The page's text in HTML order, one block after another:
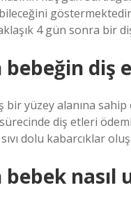
4 gün sonra bir
bebeğin diş
bir yüzey alanına
diş etleri
dolu kabarcıklar
bebek